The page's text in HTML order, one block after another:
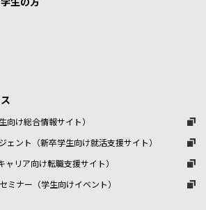
向け総合情報サイト）
ェント（新卒学生向け就活支援サイト）
ャリア向け転職支援サイト）
ミナー（学生向けイベント）